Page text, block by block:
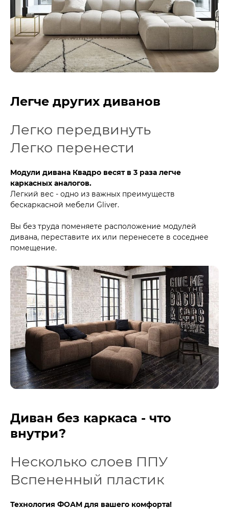
Легче других диванов
Легко передвинуть
Легко перенести
Модули дивана Квадро весят в 3 раза легче
каркасных аналогов.
Легкий вес - одно из важных преимуществ
бескаркасной мебели Gliver.
Вы без труда поменяете расположение модулей
дивана, переставите их или перенесете в соседнее
помещение.
Диван без каркаса - что
внутри?
Несколько слоев ППУ
Вспененный пластик
Технология ФОАМ для вашего комфорта!